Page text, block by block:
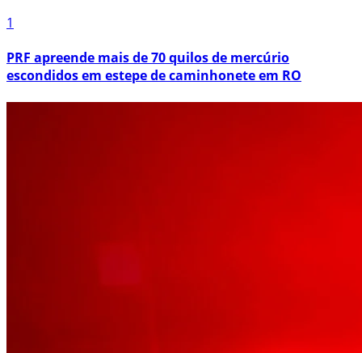
1
PRF apreende mais de 70 quilos de mercúrio
escondidos em estepe de caminhonete em RO